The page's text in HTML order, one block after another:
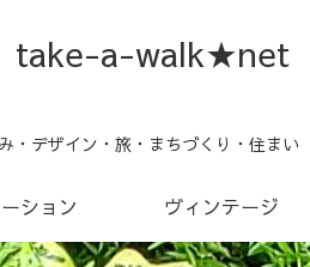
take-a-walk★net
・デザイン・旅・まちづくり・住まい
ション ヴィンテージ